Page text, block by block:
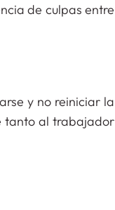
de culpas entre
y no reiniciar la
tanto al trabajador